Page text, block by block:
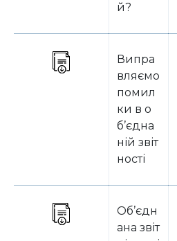
й?
Випра
вляємо
помил
ки в о
б’єдна
ній звіт
ності
Об’єдн
ана звіт